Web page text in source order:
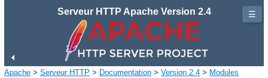
Serveur HTTP Apache Version 2.4
Apache > Serveur HTTP > Documentation > Version 2.4 > Modules
☰